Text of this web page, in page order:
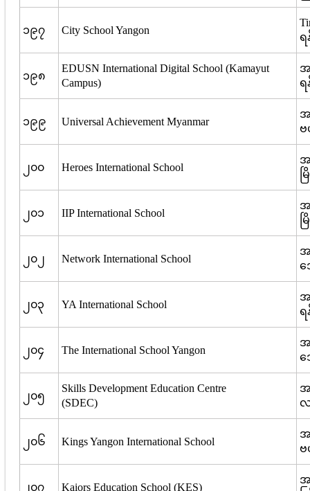
၁၉၇ City School Yangon
ရ
၁၉၈
EDUSN International Digital School (Kamayut
Campus)
အ
ရ
၁၉၉ Universal Achievement Myanmar
အ
ဗ
၂၀၀ Heroes International School
အ
၂၀၁ IIP International School
အ
၂၀၂ Network International School
အ
ဒ
၂၀၃ YA International School
အ
ရ
၂၀၄ The International School Yangon
အ
ဒ
၂၀၅
Skills Development Education Centre
(SDEC)
အ
လ
၂၀၆ Kings Yangon International School
အ
ဗ
၂၀၇ Kaiors Education School (KES)
အ